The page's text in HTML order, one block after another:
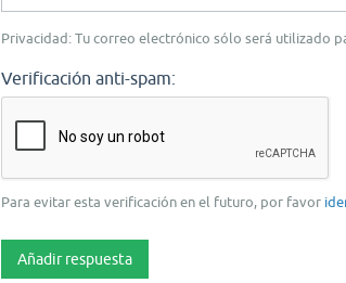
Privacidad: Tu correo electrónico sólo será utilizado
Verificación anti-spam:
Para evitar esta verificación en el futuro, por favor